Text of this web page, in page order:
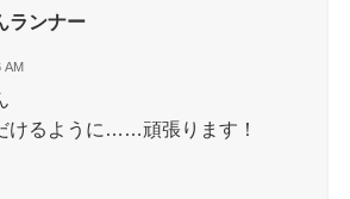
ランナー
AM
けるように……頑張ります！